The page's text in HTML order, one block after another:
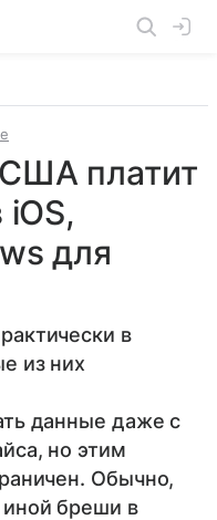
платит
для
в
из них
данные даже с
но этим
Обычно,
бреши в